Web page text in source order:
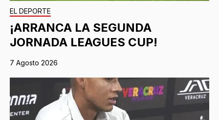
EL DEPORTE
¡ARRANCA LA SEGUNDA
JORNADA LEAGUES CUP!
7 Agosto 2026